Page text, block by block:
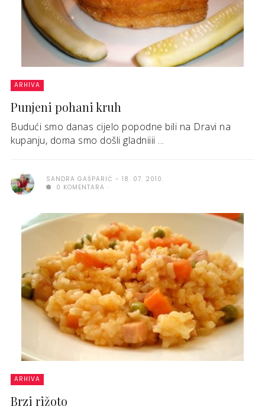
ARHIVA
Punjeni pohani kruh
Budući smo danas cijelo popodne bili na Dravi na
kupanju, doma smo došli gladniiii ...
SANDRA GAŠPARIĆ
18. 07. 2010.
0 KOMENTARA
ARHIVA
Brzi rižoto